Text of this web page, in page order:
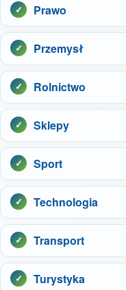
Prawo
Przemysł
Rolnictwo
Sklepy
Sport
Technologia
Transport
Turystyka